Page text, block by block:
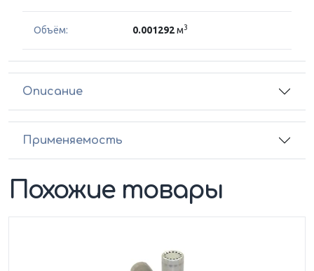
Объём: 0.001292м3
Описание
Применяемость
Похожие товары